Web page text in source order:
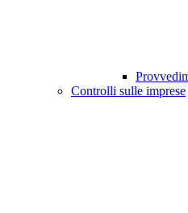
Controlli sulle imprese